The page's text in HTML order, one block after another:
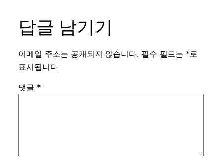
답글 남기기
이메일 주소는 공개되지 않습니다. 필수 필드는 *로
표시됩니다
댓글 *